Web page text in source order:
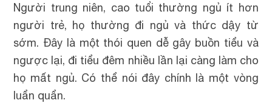
Người trung niên, cao tuổi thường ngủ ít hơn
người trẻ, họ thường đi ngủ và thức dậy từ
sớm. Đây là một thói quen dễ gây buồn tiểu và
ngược lại, đi tiểu đêm nhiều lần lại càng làm cho
họ mất ngủ. Có thể nói đây chính là một vòng
luẩn quẩn.